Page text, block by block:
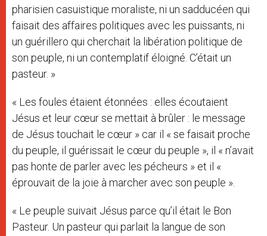
pharisien casuistique moraliste, ni un sadducéen qui
faisait des affaires politiques avec les puissants, ni
un guérillero qui cherchait la libération politique de
son peuple, ni un contemplatif éloigné. C’était un
pasteur. »
« Les foules étaient étonnées : elles écoutaient
Jésus et leur cœur se mettait à brûler : le message
de Jésus touchait le cœur » car il « se faisait proche
du peuple, il guérissait le cœur du peuple », il « n’avait
pas honte de parler avec les pécheurs » et il «
éprouvait de la joie à marcher avec son peuple ».
« Le peuple suivait Jésus parce qu’il était le Bon
Pasteur. Un pasteur qui parlait la langue de son